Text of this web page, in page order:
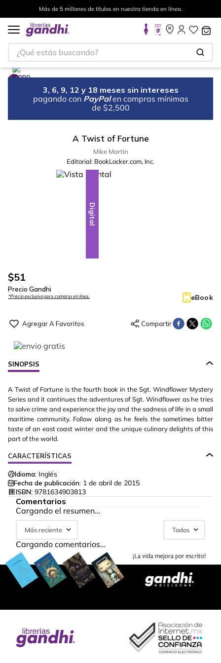
Más de 5 millones de títulos en nuestra tienda en línea.
¿Qué estás buscando?
3, 6, 9, 12 y 18 meses sin intereses
pagando con PayPal en compras mínimas
de $2,500
A Twist of Fortune
Mike Martin
Editorial: BookLocker.com, Inc.
Digital
$51
Precio Gandhi
*Precio exclusivo para compras en línea. eBook
SINOPSIS
A Twist of Fortune is the fourth book in the Sgt. Windflower Mystery
Series and it continues the adventures of Sgt. Windflower as he tries
to solve crime and experience the joy and the sadness of life in a small
maritime community. Follow along as he feels the sometimes bitter
taste of an east coast winter and the unique culinary delights of this
part of the world.
CARACTERÍSTICAS
Idioma: Inglés
Fecha de publicación: 1 de abril de 2015
ISBN: 9781634903813
Comentarios
Cargando el resumen…
Más reciente Todos
Cargando comentarios…